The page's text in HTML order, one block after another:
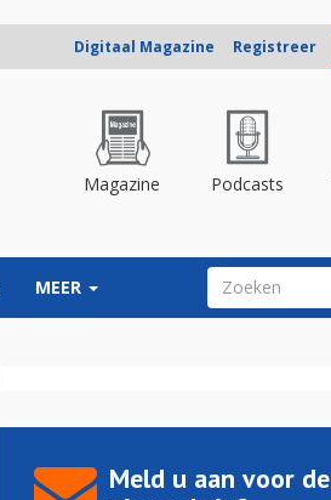
Digitaal Magazine Registreer
Magazine Podcasts
MEER ZOEKVELD
Meld u aan voor de